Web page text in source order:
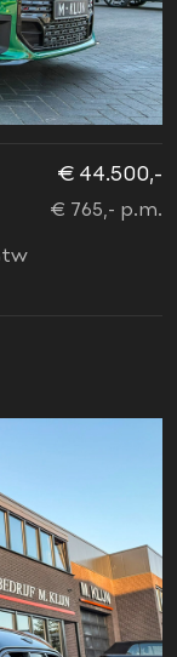
€ 44.500,-
€ 765,- p.m.